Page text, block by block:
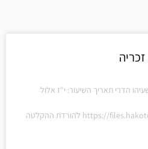
הדרי תאריך השיעור: י"ז אלול
https://files.hakotel.org.il/shiurim/24277.mp3 להורדת ההקלטה